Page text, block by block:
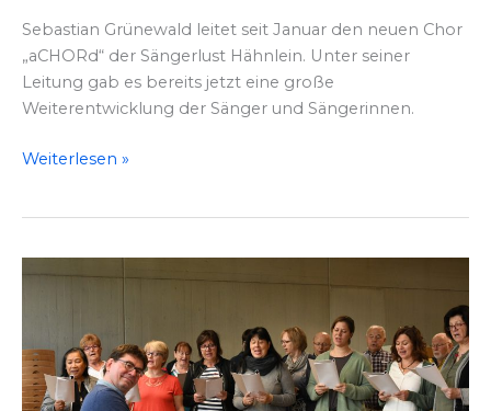
Sebastian Grünewald leitet seit Januar den neuen Chor
„aCHORd“ der Sängerlust Hähnlein. Unter seiner
Leitung gab es bereits jetzt eine große
Weiterentwicklung der Sänger und Sängerinnen.
Sängerlust
und
einem
spannenden
Weiterlesen »